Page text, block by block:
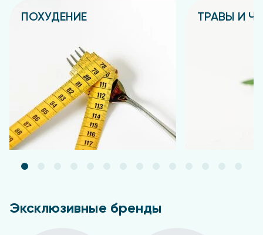
ПОХУДЕНИЕ ТРАВЫ И
Эксклюзивные бренды